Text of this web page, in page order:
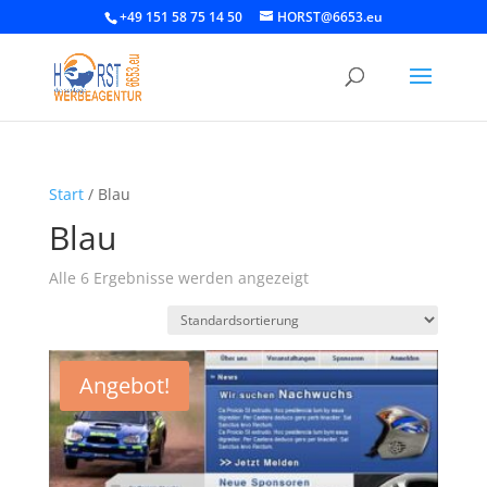
+49 151 58 75 14 50 HORST@6653.eu
Start/ Blau
Blau
Alle 6 Ergebnisse werden angezeigt
Angebot!